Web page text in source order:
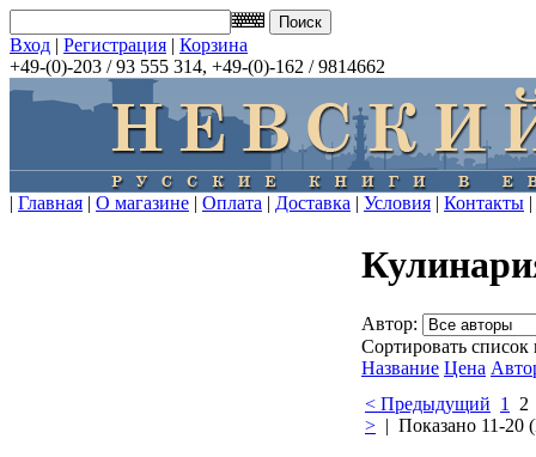
Вход | Регистрация | Корзина
+49-(0)-203 / 93 555 314, +49-(0)-162 / 9814662
| Главная | О магазине | Оплата | Доставка | Условия | Контакты |
Автор:
Сортировать список
Название Цена
< Предыдущий 1
> | Показано 11-20